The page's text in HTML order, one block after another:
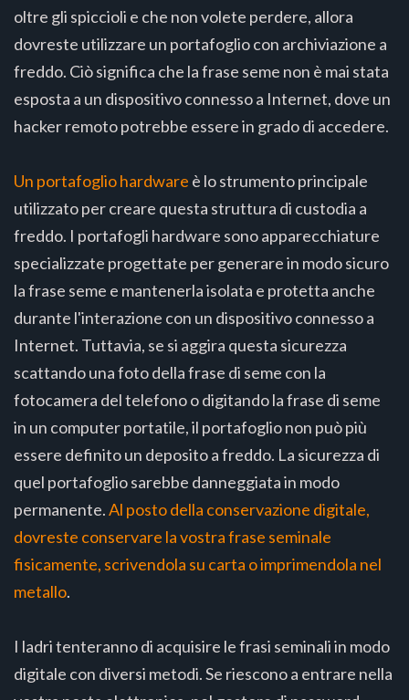
oltre gli spiccioli e che non volete perdere, allora
dovreste utilizzare un portafoglio con archiviazione a
freddo. Ciò significa che la frase seme non è mai stata
esposta a un dispositivo connesso a Internet, dove un
hacker remoto potrebbe essere in grado di accedere.
Un portafoglio hardware è lo strumento principale
utilizzato per creare questa struttura di custodia a
freddo. I portafogli hardware sono apparecchiature
specializzate progettate per generare in modo sicuro
la frase seme e mantenerla isolata e protetta anche
durante l'interazione con un dispositivo connesso a
Internet. Tuttavia, se si aggira questa sicurezza
scattando una foto della frase di seme con la
fotocamera del telefono o digitando la frase di seme
in un computer portatile, il portafoglio non può più
essere definito un deposito a freddo. La sicurezza di
quel portafoglio sarebbe danneggiata in modo
permanente.Al posto della conservazione digitale,
dovreste conservare la vostra frase seminale
fisicamente, scrivendola su carta o imprimendola nel
metallo.
I ladri tenteranno di acquisire le frasi seminali in modo
digitale con diversi metodi. Se riescono a entrare nella